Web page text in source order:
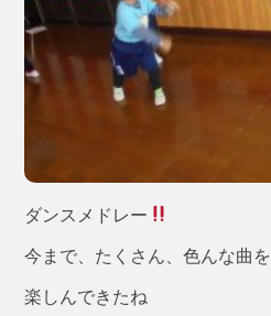
ダンスメドレー
今まで、たくさん、色んな曲を
楽しんできたね